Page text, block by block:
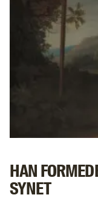
HAN
SYNET